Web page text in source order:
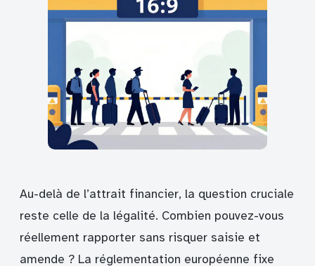
Au-delà de l’attrait financier, la question cruciale
reste celle de la légalité. Combien pouvez-vous
réellement rapporter sans risquer saisie et
amende ? La réglementation européenne fixe